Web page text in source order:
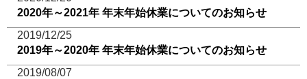
2020年～2021年 年末年始休業についてのお知らせ
2019/12/25
2019年～2020年 年末年始休業についてのお知らせ
2019/08/07